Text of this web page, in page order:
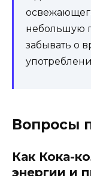
небольшую
забывать о
Вопросы
Как Кока-
энергии и